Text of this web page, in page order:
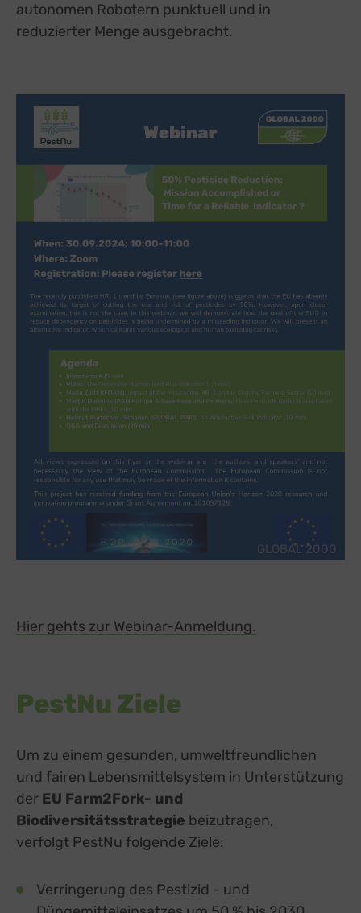
autonomen Robotern punktuell und in
reduzierter Menge ausgebracht.
GLOBAL 2000
Hier gehts zur Webinar-Anmeldung.
PestNu Ziele
Um zu einem gesunden, umweltfreundlichen
und fairen Lebensmittelsystem in Unterstützung
der EU Farm2Fork- und
Biodiversitätsstrategie beizutragen,
verfolgt PestNu folgende Ziele:
Verringerung des Pestizid - und